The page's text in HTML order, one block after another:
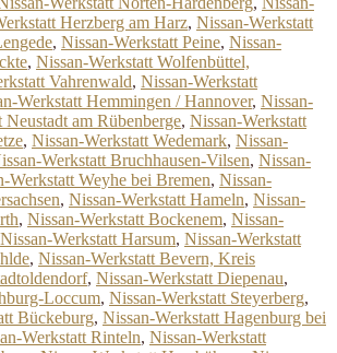
Herzberg am Harz, Nissan-Werkstatt
, Nissan-Werkstatt Peine, Nissan-
, Nissan-Werkstatt Wolfenbüttel,
Vahrenwald, Nissan-Werkstatt
Werkstatt Hemmingen / Hannover, Nissan-
Neustadt am Rübenberge, Nissan-Werkstatt
, Nissan-Werkstatt Wedemark, Nissan-
Werkstatt Bruchhausen-Vilsen, Nissan-
Werkstatt Weyhe bei Bremen, Nissan-
, Nissan-Werkstatt Hameln, Nissan-
, Nissan-Werkstatt Bockenem, Nissan-
Nissan-Werkstatt Harsum, Nissan-Werkstatt
, Nissan-Werkstatt Bevern, Kreis
, Nissan-Werkstatt Diepenau,
Loccum, Nissan-Werkstatt Steyerberg,
Bückeburg, Nissan-Werkstatt Hagenburg bei
Werkstatt Rinteln, Nissan-Werkstatt